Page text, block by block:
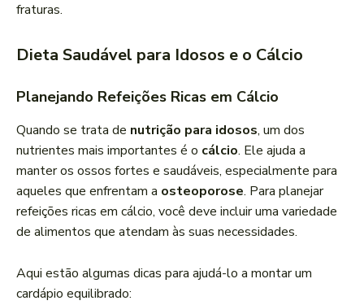
fraturas.
Dieta Saudável para Idosos e o Cálcio
Planejando Refeições Ricas em Cálcio
Quando se trata de nutrição para idosos, um dos
nutrientes mais importantes é o cálcio. Ele ajuda a
manter os ossos fortes e saudáveis, especialmente para
aqueles que enfrentam a osteoporose. Para planejar
refeições ricas em cálcio, você deve incluir uma variedade
de alimentos que atendam às suas necessidades.
Aqui estão algumas dicas para ajudá-lo a montar um
cardápio equilibrado: